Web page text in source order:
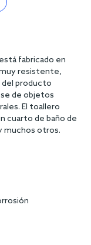
fabricado en
resistente,
del producto
de objetos
El toallero
cuarto de baño de
muchos otros.